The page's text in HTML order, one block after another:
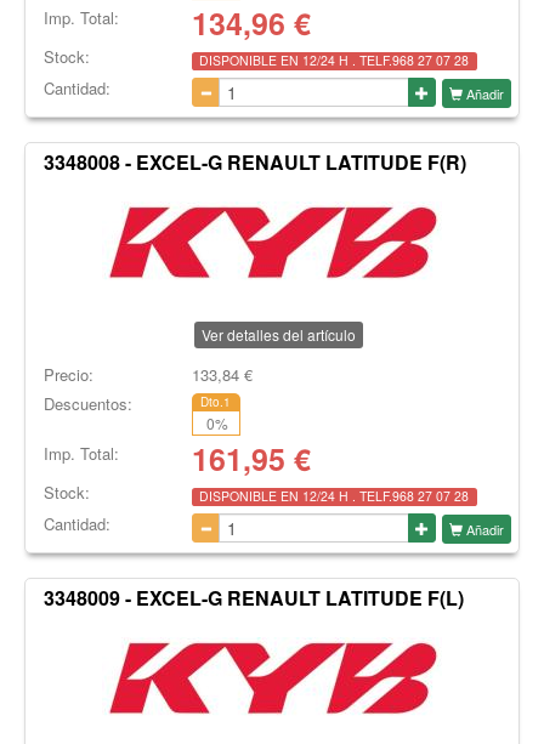
Imp. Total: 134,96 €
Stock: DISPONIBLE EN 12/24 H . TELF.968 27 07 28
Cantidad: Añadir
3348008 - EXCEL-G RENAULT LATITUDE F(R)
Ver detalles del artículo
Precio: 133,84€
Descuentos:
Dto.1
0%
Imp. Total: 161,95 €
Stock: DISPONIBLE EN 12/24 H . TELF.968 27 07 28
Cantidad: Añadir
3348009 - EXCEL-G RENAULT LATITUDE F(L)